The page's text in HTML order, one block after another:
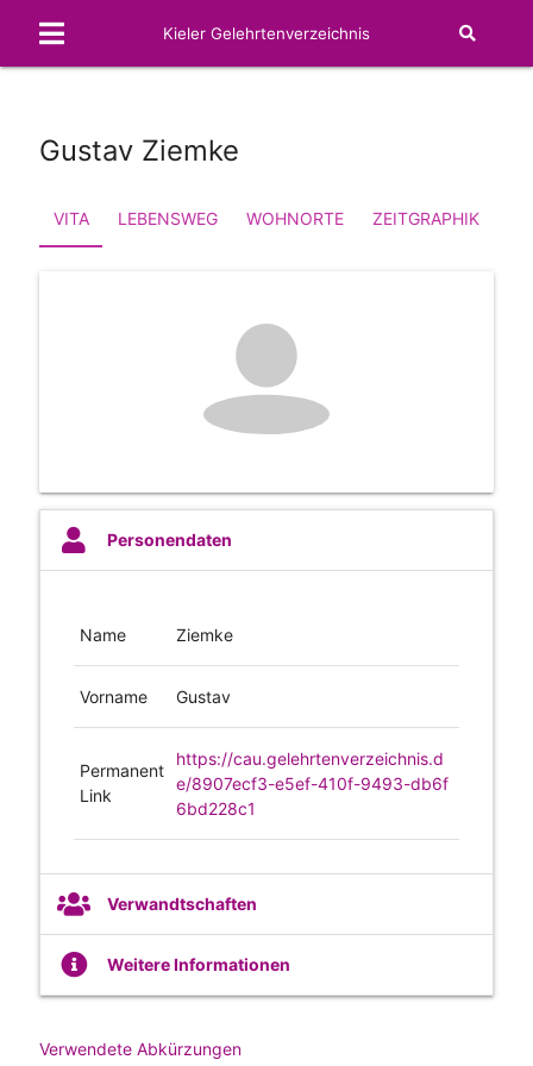
Kieler Gelehrtenverzeichnis
Gustav Ziemke
VITA LEBENSWEG WOHNORTE ZEITGRAPHIK
Personendaten
Name Ziemke
Vorname Gustav
Permanent
Link
https://cau.gelehrtenverzeichnis.d
e/8907ecf3-e5ef-410f-9493-db6f
6bd228c1
Verwandtschaften
Weitere Informationen
Verwendete Abkürzungen